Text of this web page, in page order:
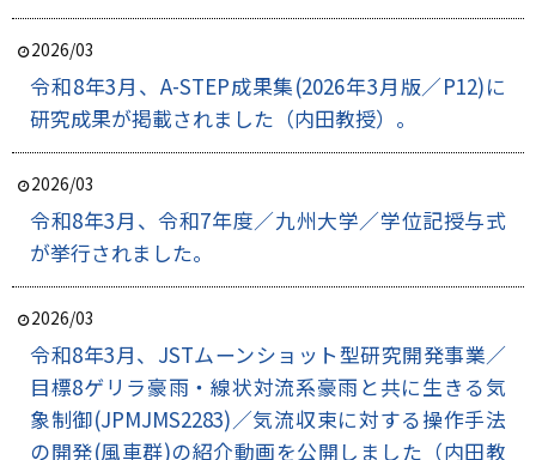
2026/03
令和8年3月、A-STEP成果集(2026年3月版／P12)に
研究成果が掲載されました（内田教授）。
2026/03
令和8年3月、令和7年度／九州大学／学位記授与式
が挙行されました。
2026/03
令和8年3月、JSTムーンショット型研究開発事業／
目標8ゲリラ豪雨・線状対流系豪雨と共に生きる気
象制御(JPMJMS2283)／気流収束に対する操作手法
の開発(風車群)の紹介動画を公開しました（内田教